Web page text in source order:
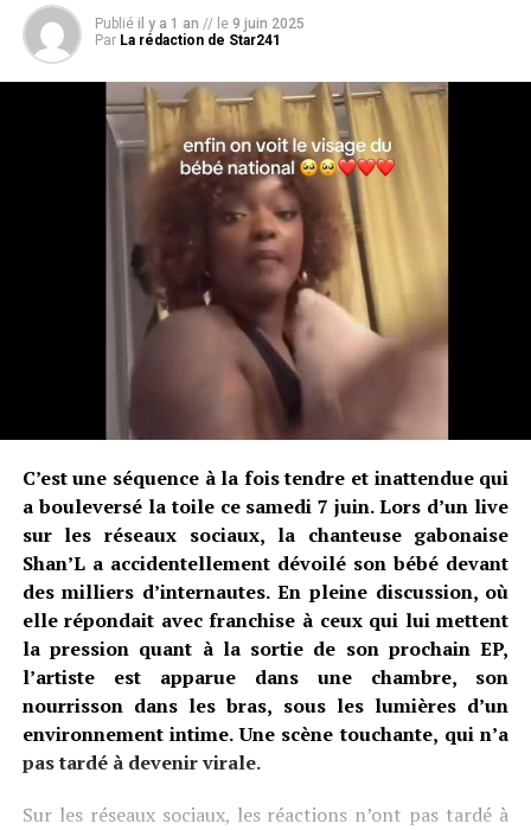
Publié il y a 1 an // le 9 juin 2025
Par La rédaction de Star241
C’est une séquence à la fois tendre et inattendue qui
a bouleversé la toile ce samedi 7 juin. Lors d’un live
sur les réseaux sociaux, la chanteuse gabonaise
Shan’L a accidentellement dévoilé son bébé devant
des milliers d’internautes. En pleine discussion, où
elle répondait avec franchise à ceux qui lui mettent
la pression quant à la sortie de son prochain EP,
l’artiste est apparue dans une chambre, son
nourrisson dans les bras, sous les lumières d’un
environnement intime. Une scène touchante, qui n’a
pas tardé à devenir virale.
Sur les réseaux sociaux, les réactions n’ont pas tardé à